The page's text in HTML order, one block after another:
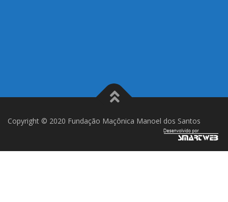
Copyright © 2020 Fundação Maçônica Manoel dos Santos